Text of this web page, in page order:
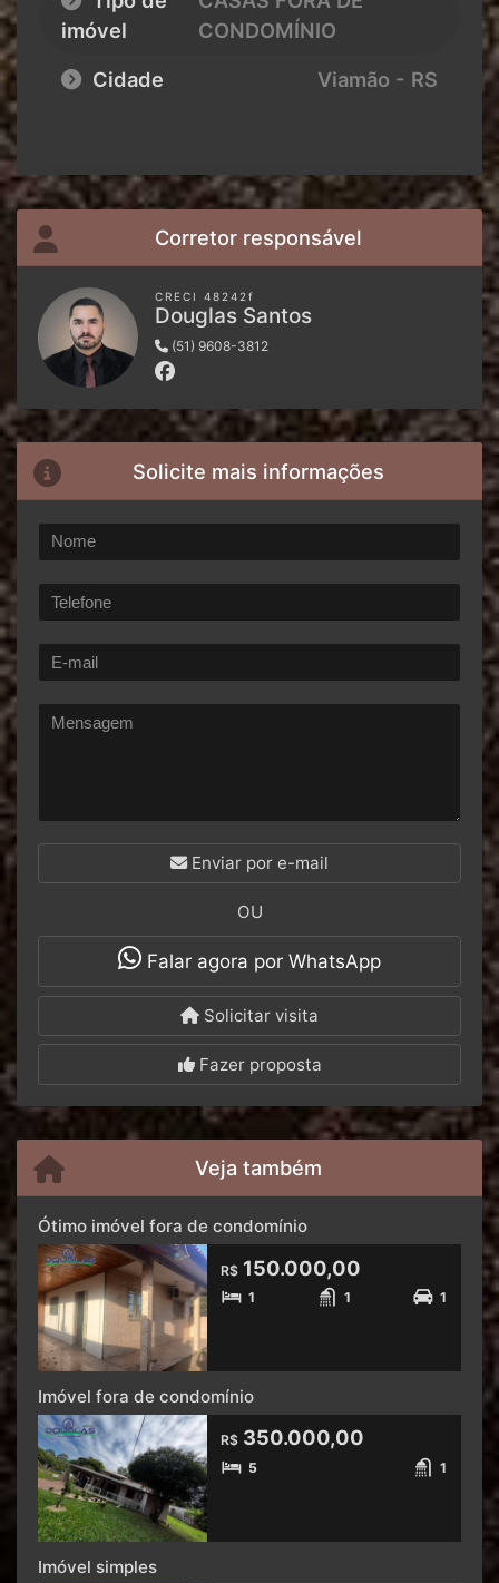
imóvel
CONDOMÍNIO
Cidade
Viamão - RS
Corretor responsável
CRECI 48242f
Douglas Santos
(51) 9608-3812
Solicite mais informações
Enviar por e-mail
OU
Falar agora por WhatsApp
Solicitar visita
Fazer proposta
Veja também
Ótimo imóvel fora de condomínio
R$ 150.000,00
1 1 1
Imóvel fora de condomínio
R$ 350.000,00
5 1
Imóvel simples